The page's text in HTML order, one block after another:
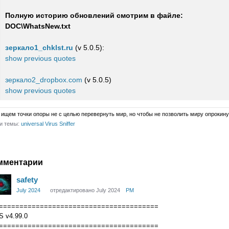
Полную историю обновлений смотрим в файле:
DOC\WhatsNew.txt
зеркало1_chklst.ru (v 5.0.5):
show previous quotes
зеркало2_dropbox.com (v 5.0.5)
show previous quotes
точки опоры не с целью перевернуть мир, но чтобы не позволить миру
темы: universal Virus Sniffer
safety
July 2024 отредактировано July 2024 PM
v4.99.0